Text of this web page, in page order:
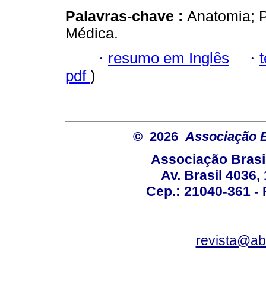
Palavras-chave : Anatomia;
Médica.
· resumo em Inglês ·
pdf )
© 2026Associação
Associação
Av. Brasil 4036,
Cep.: 21040-361